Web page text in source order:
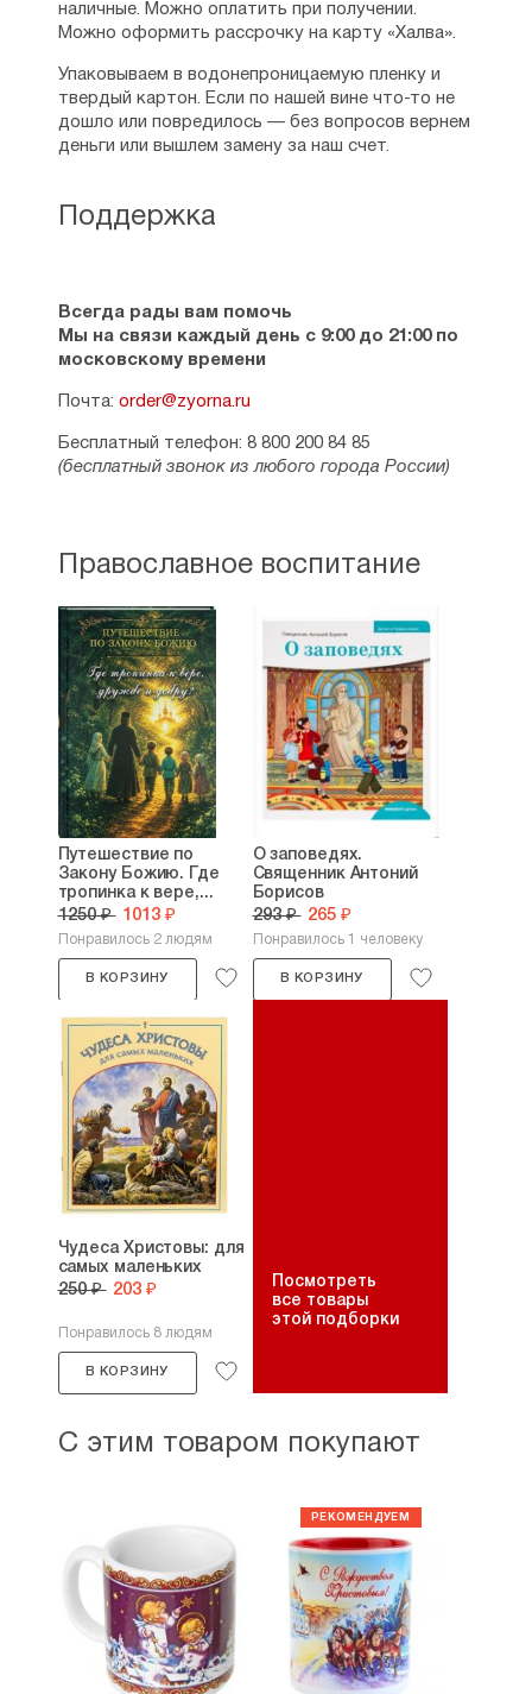
Поддержка
Всегда рады вам помочь
Мы на связи каждый день с 9:00 до 21:00 по
московскому времени
Почта: order@zyorna.ru
Бесплатный телефон: 8 800 200 84 85
(бесплатный звонок из любого города России)
наличные. Можно оплатить при получении.
Можно оформить рассрочку на карту «Халва».
Упаковываем в водонепроницаемую пленку и
твердый картон. Если по нашей вине что-то не
дошло или повредилось — без вопросов вернем
деньги или вышлем замену за наш счет.
Православное воспитание
Путешествие по
Закону Божию. Где
тропинка к вере,...
1250 ₽ 1013 ₽
Понравилось 2 людям
В КОРЗИНУ
О заповедях.
Священник Антоний
Борисов
293 ₽ 265 ₽
Понравилось 1 человеку
В КОРЗИНУ
Чудеса Христовы: для
самых маленьких
250 ₽ 203 ₽
Понравилось 8 людям
В КОРЗИНУ
Посмотреть
все товары
этой подборки
С этим товаром покупают